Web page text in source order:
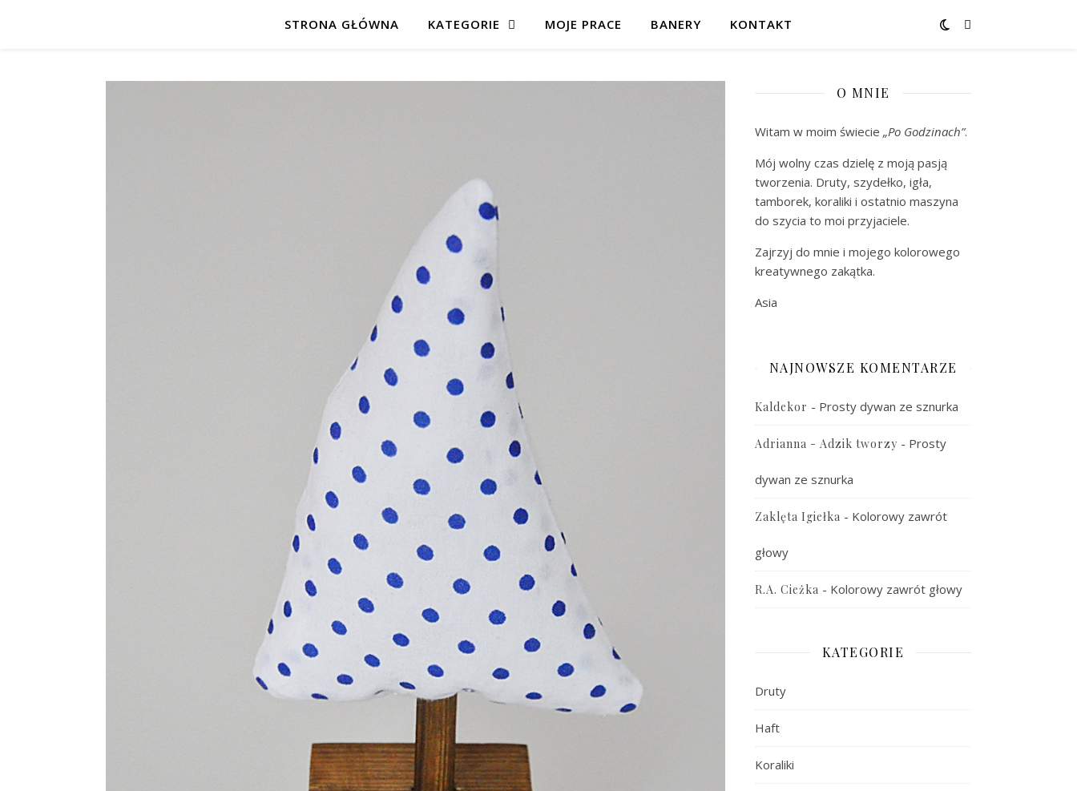
STRONA GŁÓWNA KATEGORIE MOJE PRACE BANERY KONTAKT
O MNIE
Witam w moim świecie „Po Godzinach”.
Mój wolny czas dzielę z moją pasją
tworzenia. Druty, szydełko, igła,
tamborek, koraliki i ostatnio maszyna
do szycia to moi przyjaciele.
Zajrzyj do mnie i mojego kolorowego
kreatywnego zakątka.
Asia
NAJNOWSZE KOMENTARZE
Kaldekor - Prosty dywan ze sznurka
Adrianna - Adzik tworzy - Prosty
dywan ze sznurka
Zaklęta Igiełka - Kolorowy zawrót
głowy
R.A. Cieżka - Kolorowy zawrót głowy
KATEGORIE
Druty
Haft
Koraliki